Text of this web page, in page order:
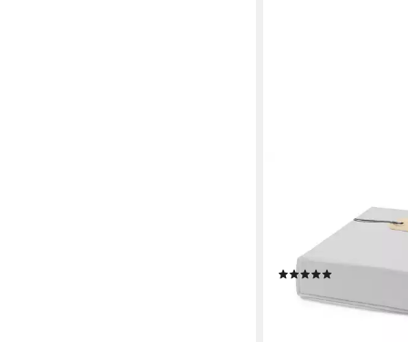
Kinderbett, 100% Bio-
atmungsaktiv,
60x120 cm, Bettlaken
ab 19,90 €